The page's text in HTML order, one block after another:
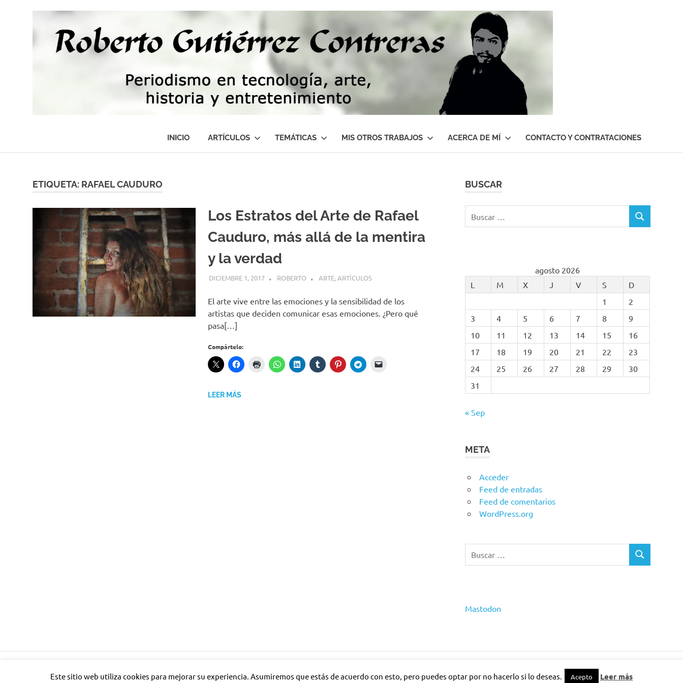
contenido
historia
INICIO ARTÍCULOS TEMÁTICAS MIS OTROS TRABAJOS ACERCA DE MÍ CONTACTO Y CONTRATACIONES
ETIQUETA: RAFAEL CAUDURO
Los Estratos del Arte de Rafael
Cauduro, más allá de la mentira
y la verdad
DICIEMBRE 1, 2017 ROBERTO ARTE,ARTÍCULOS
El arte vive entre las emociones y la sensibilidad de los
artistas que deciden comunicar esas emociones. ¿Pero qué
pasa[…]
Compártelo:
LEER MÁS
BUSCAR
BUSCAR
agosto 2026
L
M X J V S
D
1
2
3
4 5 6 7 8
9
10
11 12 13 14 15
16
17
18 19 20 21 22
23
24
25 26 27 28 29
30
31
« Sep
META
Acceder
Feed de entradas
Feed de comentarios
WordPress.org
BUSCAR
Mastodon
Este sitio web utiliza cookies para mejorar su experiencia. Asumiremos que estás de acuerdo con esto, pero puedes optar por no hacerlo si lo deseas. Acepto Leer más